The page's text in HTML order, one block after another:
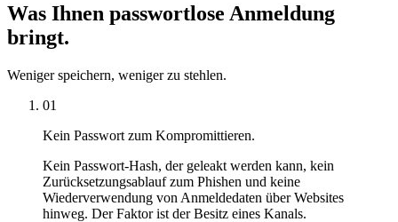
Was Ihnen passwortlose Anmeldung
bringt.
Weniger speichern, weniger zu stehlen.
01
Kein Passwort zum Kompromittieren.
Kein Passwort-Hash, der geleakt werden kann, kein
Zurücksetzungsablauf zum Phishen und keine
Wiederverwendung von Anmeldedaten über Websites
hinweg. Der Faktor ist der Besitz eines Kanals.